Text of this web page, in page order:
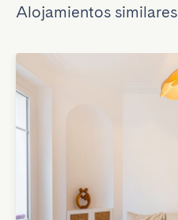
Alojamientos similares